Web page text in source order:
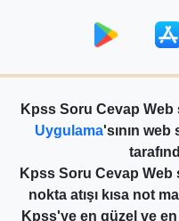
Kpss Soru Cevap Web
Uygulama'sının
Kpss Soru Cevap Web
nokta atışı kısa not
Kpss'ye en güzel ve